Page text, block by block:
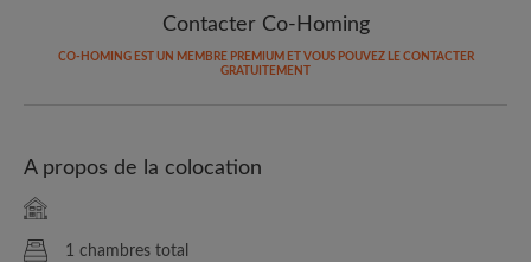
Contacter Co-Homing
CO-HOMING EST UN MEMBRE PREMIUM ET VOUS POUVEZ LE CONTACTER
GRATUITEMENT
A propos de la colocation
1 chambres total